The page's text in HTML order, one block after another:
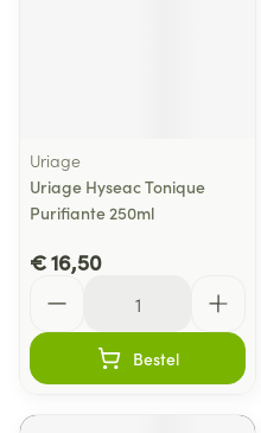
Uriage
Uriage Hyseac Tonique
Purifiante 250ml
€ 16,50
Bestel